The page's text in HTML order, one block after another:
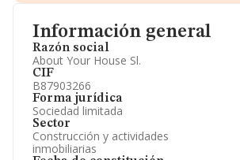
Información general
Razón social
About Your House Sl.
CIF
B87903266
Forma jurídica
Sociedad limitada
Sector
Construcción y actividades
inmobiliarias
Información oficial y registral